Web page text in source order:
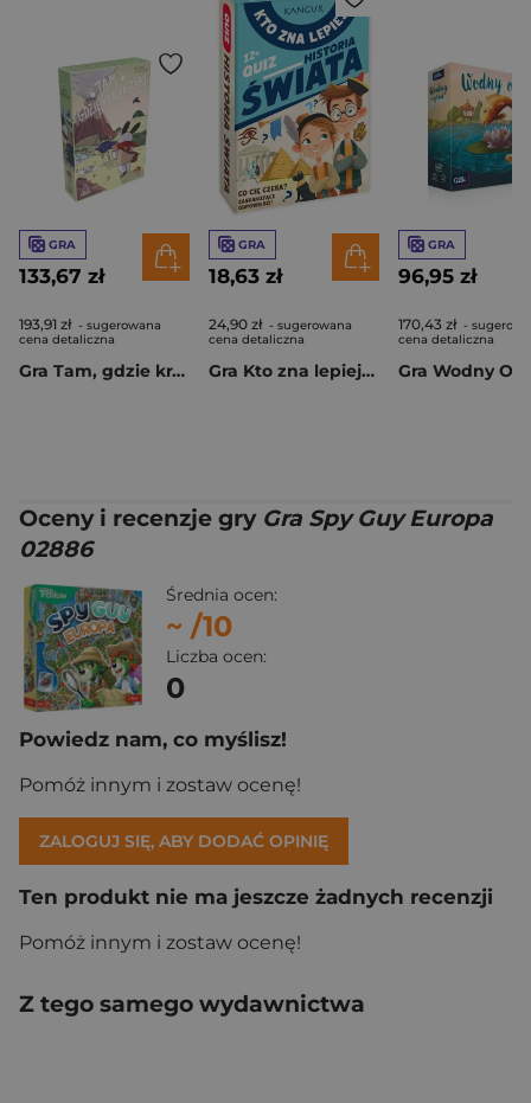
GRA
133,67 zł
193,91 zł - sugerowana
cena detaliczna
Gra Tam, gdzie kraczą żaby
GRA
18,63 zł
24,90 zł - sugerowana
cena detaliczna
Gra Kto zna lepiej? Quiz Historia Świata
GRA
96,95 zł
170,43 zł -
cena detaliczna
Gra Wodny
Oceny i recenzje gry Gra Spy Guy Europa
02886
Średnia ocen:
~ /10
Liczba ocen:
0
Powiedz nam, co myślisz!
Pomóż innym i zostaw ocenę!
ZALOGUJ SIĘ, ABY DODAĆ OPINIĘ
Ten produkt nie ma jeszcze żadnych recenzji
Pomóż innym i zostaw ocenę!
Z tego samego wydawnictwa